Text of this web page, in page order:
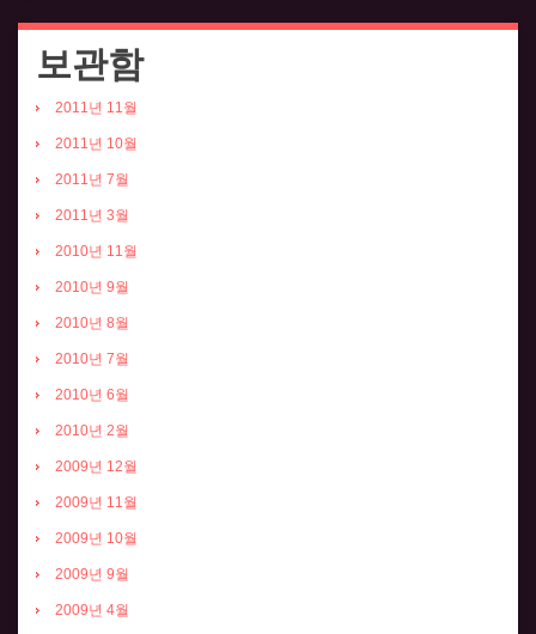
보관함
2011년 11월
2011년 10월
2011년 7월
2011년 3월
2010년 11월
2010년 9월
2010년 8월
2010년 7월
2010년 6월
2010년 2월
2009년 12월
2009년 11월
2009년 10월
2009년 9월
2009년 4월